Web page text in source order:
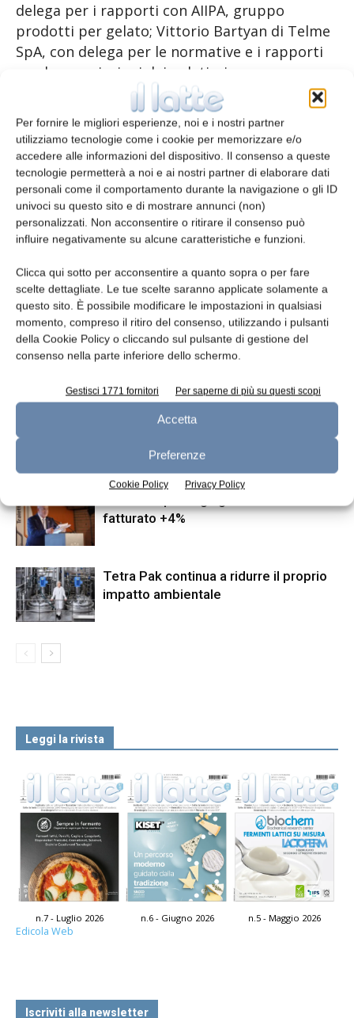
Per fornire le migliori esperienze, noi e i nostri partner
utilizziamo tecnologie come i cookie per memorizzare e/o
accedere alle informazioni del dispositivo. Il consenso a queste
tecnologie permetterà a noi e ai nostri partner di elaborare dati
personali come il comportamento durante la navigazione o gli ID
univoci su questo sito e di mostrare annunci (non)
personalizzati. Non acconsentire o ritirare il consenso può
influire negativamente su alcune caratteristiche e funzioni.
Clicca qui sotto per acconsentire a quanto sopra o per fare
scelte dettagliate. Le tue scelte saranno applicate solamente a
questo sito. È possibile modificare le impostazioni in qualsiasi
momento, compreso il ritiro del consenso, utilizzando i pulsanti
della Cookie Policy o cliccando sul pulsante di gestione del
consenso nella parte inferiore dello schermo.
Gestisci 1771 fornitori Per saperne di più su questi scopi
Accetta
Preferenze
Cookie Policy Privacy Policy
delega per i rapporti con AIIPA, gruppo
prodotti per gelato; Vittorio Bartyan di Telme
SpA, con delega per le normative e i rapporti
con le associazioni dei gelatieri.
TAGS Acomag Gelato macchine per gelato
Articolo precedente
Aggiornamento mercati 3-12-
2015
Articolo successivo
Preforme senza difetti
Investindustrial investe in P.A.
fatturato +4%
Tetra Pak continua a ridurre il proprio
impatto ambientale
Leggi la rivista
n.7 - Luglio 2026 n.6 - Giugno 2026 n.5 - Maggio 2026
Edicola Web
Iscriviti alla newsletter